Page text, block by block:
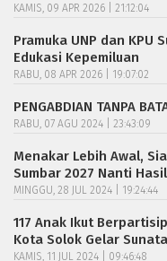
KAMIS, 09 APR 2026 | 21:12:04
Pramuka UNP dan KPU
Edukasi Kepemiluan
RABU, 08 APR 2026 | 19:07:02
PENGABDIAN TANPA
RABU, 07 AGU 2024 | 23:43:09
Menakar Lebih Awal,
Sumbar 2027 Nanti
MINGGU, 28 JUL 2024 | 19:24:44
117 Anak Ikut
Kota Solok Gelar
KAMIS, 11 JUL 2024 | 09:46:48